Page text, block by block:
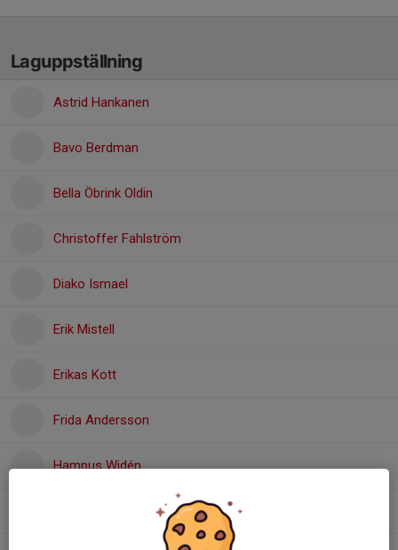
Laguppställning
Astrid Hankanen
Bavo Berdman
Bella Öbrink Oldin
Christoffer Fahlström
Diako Ismael
Erik Mistell
Erikas Kott
Frida Andersson
Hampus Widén